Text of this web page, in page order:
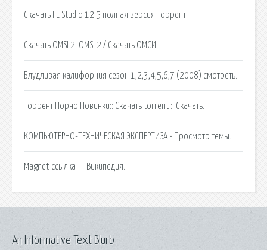
Скачать FL Studio 12.5 полная версия Торрент.
Скачать OMSI 2. OMSI 2 / Скачать ОМСИ.
Блудливая калифорния сезон 1,2,3,4,5,6,7 (2008) смотреть.
Торрент Порно Новинки:: Скачать torrent :: Скачать.
КОМПЬЮТЕРНО-ТЕХНИЧЕСКАЯ ЭКСПЕРТИЗА • Просмотр темы.
Magnet-ссылка — Википедия.
An Informative Text Blurb